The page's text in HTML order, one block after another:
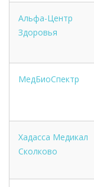
Альфа-Центр
Здоровья
МедБиоСпектр
Хадасса Медикал
Сколково